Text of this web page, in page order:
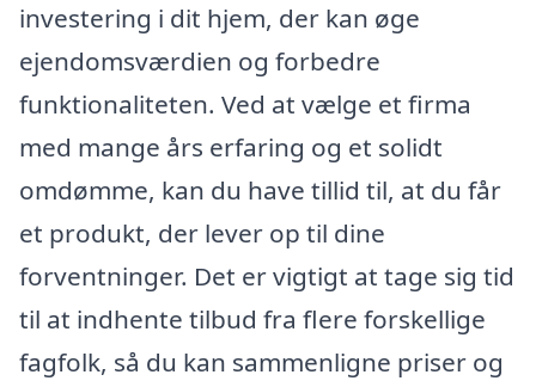
investering i dit hjem, der kan øge
ejendomsværdien og forbedre
funktionaliteten. Ved at vælge et firma
med mange års erfaring og et solidt
omdømme, kan du have tillid til, at du får
et produkt, der lever op til dine
forventninger. Det er vigtigt at tage sig tid
til at indhente tilbud fra flere forskellige
fagfolk, så du kan sammenligne priser og